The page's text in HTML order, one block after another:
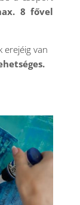
8 fővel
erejéig van